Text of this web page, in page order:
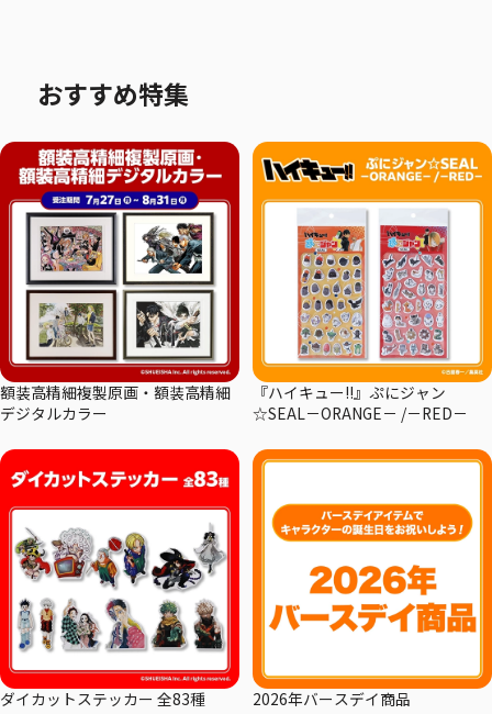
おすすめ特集
額装高精細複製原画・額装高精細
デジタルカラー
『ハイキュー!!』ぷにジャン
☆SEAL－ORANGE－ /－RED－
ダイカットステッカー 全83種 2026年バースデイ商品